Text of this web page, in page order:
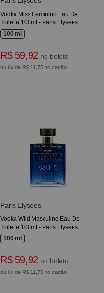
Vodka Miss Feminino Eau De
Toilette 100ml - Paris Elysees
100 ml
R$ 59,92 no boleto
ou 6x de R$ 11,75 no cartão
Paris Elysees
Vodka Wild Masculino Eau De
Toilette 100ml - Paris Elysees
100 ml
R$ 59,92 no boleto
ou 6x de R$ 11,75 no cartão